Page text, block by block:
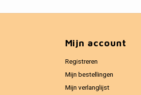
Mijn account
Registreren
Mijn bestellingen
Mijn verlanglijst